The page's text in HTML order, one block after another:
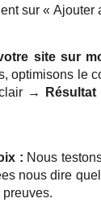
sur « Ajouter
site sur
optimisons le
→ Résultat
: Nous
nous dire